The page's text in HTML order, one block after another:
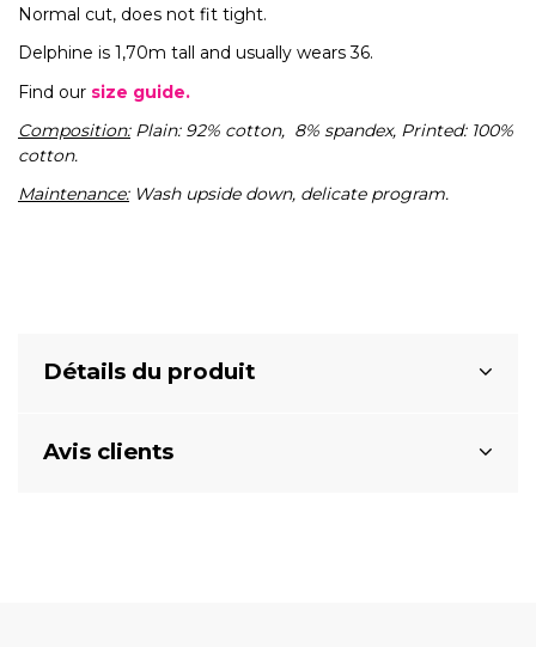
Normal cut, does not fit tight.
Delphine is 1,70m tall and usually wears 36.
Find our size guide.
Composition:Plain: 92% cotton, 8% spandex, Printed: 100%
cotton.
Maintenance:Wash upside down, delicate program.
Détails du produit
Avis clients